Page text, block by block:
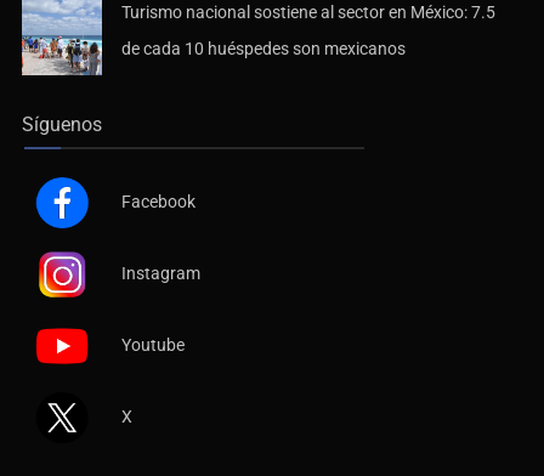
Turismo nacional sostiene al sector en México: 7.5
de cada 10 huéspedes son mexicanos
Síguenos
Facebook
Instagram
Youtube
X